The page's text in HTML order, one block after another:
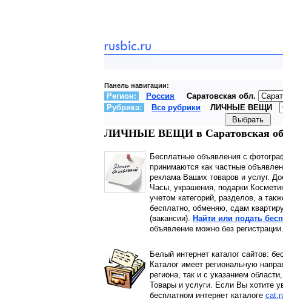
Панель навигации:
Регион: Россия
Саратовская обл.
Рубрика:
Все рубрики ЛИЧНЫЕ ВЕЩИ
ЛИЧНЫЕ ВЕЩИ в Саратовская
Бесплатные объявления с
принимаются как частные
реклама Ваших товаров и услуг.
Часы, украшения, подарки
учетом категорий, разделов, а
бесплатно, обменяю, сдам
(вакансии). Найти или подать
объявление можно без регистрации.
Белый интернет каталог сайтов:
Каталог имеет региональную
региона, так и с указанием
Товары и услуги. Если Вы хотите
бесплатном интернет каталоге